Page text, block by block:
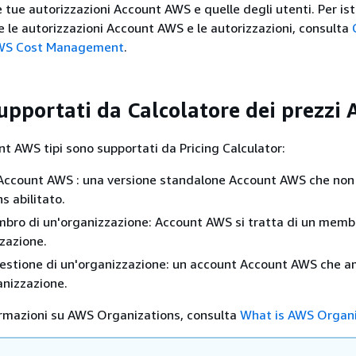
autorizzazioni Account AWS e quelle degli utenti. Per
le autorizzazioni Account AWS e le autorizzazioni, consulta
Cost Management.
da Calcolatore dei prezzi
AWS tipi sono supportati da Pricing Calculator:
AWS : una versione standalone Account AWS che non
abilitato.
di un'organizzazione: Account AWS si tratta di un
di un'organizzazione: un account Account AWS che
su AWS Organizations, consulta What is AWS